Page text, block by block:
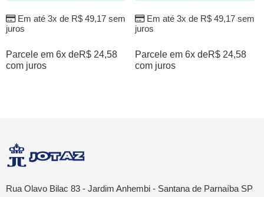
Em até 3x de R$49,17sem
juros
Parcele em 6x deR$ 24,58
com juros
Em até 3x de R$49,17sem
juros
Parcele em 6x deR$ 24,58
com juros
Rua Olavo Bilac 83 - Jardim Anhembi - Santana de Parnaíba SP